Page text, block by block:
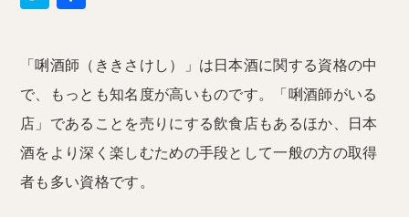
「唎酒師（ききさけし）」は日本酒に関する資格の中
で、もっとも知名度が高いものです。「唎酒師がいる
店」であることを売りにする飲食店もあるほか、日本
酒をより深く楽しむための手段として一般の方の取得
者も多い資格です。